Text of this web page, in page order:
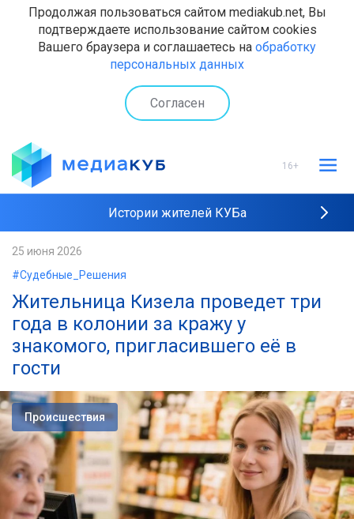
Продолжая пользоваться сайтом mediakub.net, Вы
подтверждаете использование сайтом cookies
Вашего браузера и соглашаетесь на обработку
персональных данных
Согласен
16+
Истории жителей КУБа
25 июня 2026
#Судебные_Решения
Жительница Кизела проведет три
года в колонии за кражу у
знакомого, пригласившего её в
гости
Происшествия